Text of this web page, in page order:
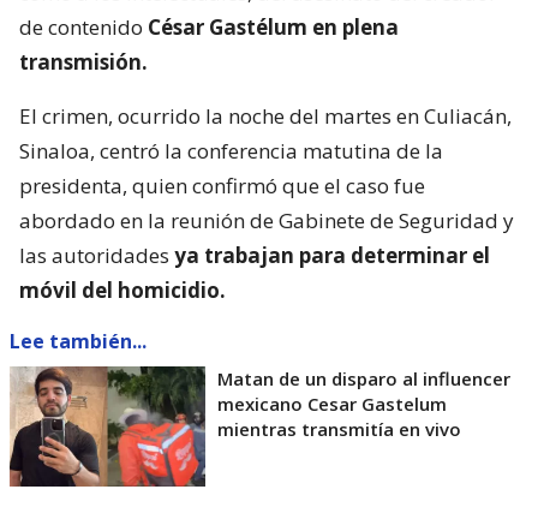
de contenido César Gastélum en plena
transmisión.
El crimen, ocurrido la noche del martes en Culiacán,
Sinaloa, centró la conferencia matutina de la
presidenta, quien confirmó que el caso fue
abordado en la reunión de Gabinete de Seguridad y
las autoridades ya trabajan para determinar el
móvil del homicidio.
Lee también...
Matan de un disparo al influencer
mexicano Cesar Gastelum
mientras transmitía en vivo